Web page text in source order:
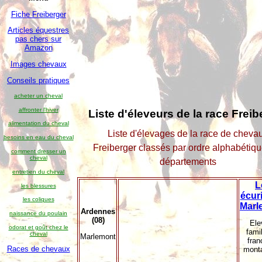
Fiche Freiberger
Articles équestres
pas chers sur
Amazon
Images chevaux
Conseils pratiques
acheter un cheval
affronter l'hiver
alimentation du cheval
besoins en eau du cheval
comment dresser un
cheval
entretien du cheval
les blessures
les coliques
naissance du poulain
odorat et goût chez le
cheval
Races de chevaux
Liste d'éleveurs de la race
Liste d'élevages de la race de
Freiberger classés par ordre
départements
Ardennes
(08)
Marlemont